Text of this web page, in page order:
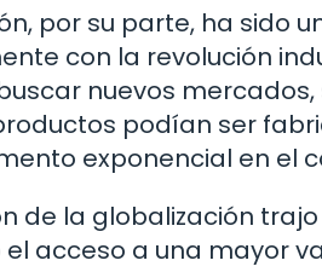
por su parte, ha sido
con la revolución
nuevos
podían ser
exponencial en el
de la globalización
acceso a una mayor